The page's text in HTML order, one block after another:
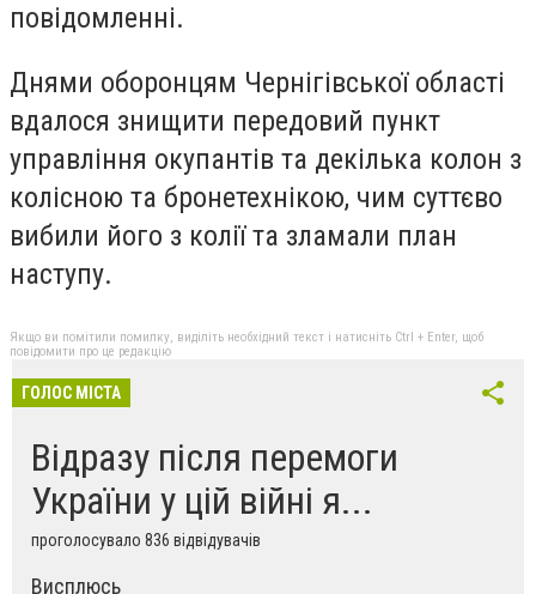
повідомленні.
Днями оборонцям Чернігівської області
вдалося знищити передовий пункт
управління окупантів та декілька колон з
колісною та бронетехнікою, чим суттєво
вибили його з колії та зламали план
наступу.
Якщо ви помітили помилку, виділіть необхідний текст і натисніть Ctrl + Enter, щоб
повідомити про це редакцію
ГОЛОС МІСТА
Відразу після перемоги
України у цій війні я...
проголосувало 836 відвідувачів
Висплюсь